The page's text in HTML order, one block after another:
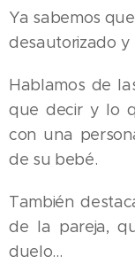
Ya sabemos
desautorizado y
Hablamos de
que decir y lo
con una
de su bebé.
También
de la pareja,
duelo...